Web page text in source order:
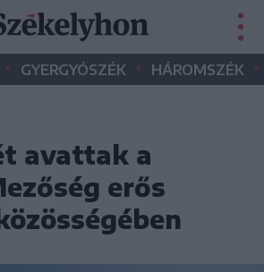
• GYERGYÓSZÉK • HÁROMSZÉK •
avattak a
erős